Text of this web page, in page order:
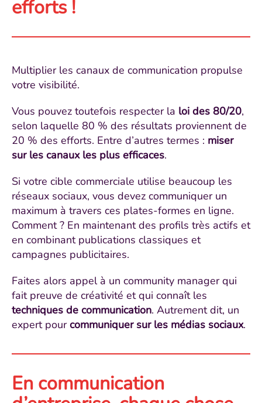
efforts !
Multiplier les canaux de communication propulse
votre visibilité.
Vous pouvez toutefois respecter la loi des 80/20,
selon laquelle 80 % des résultats proviennent de
20 % des efforts. Entre d’autres termes : miser
sur les canaux les plus efficaces.
Si votre cible commerciale utilise beaucoup les
réseaux sociaux, vous devez communiquer un
maximum à travers ces plates-formes en ligne.
Comment ? En maintenant des profils très actifs et
en combinant publications classiques et
campagnes publicitaires.
Faites alors appel à un community manager qui
fait preuve de créativité et qui connaît les
techniques de communication. Autrement dit, un
expert pourcommuniquer sur les médias sociaux.
En communication